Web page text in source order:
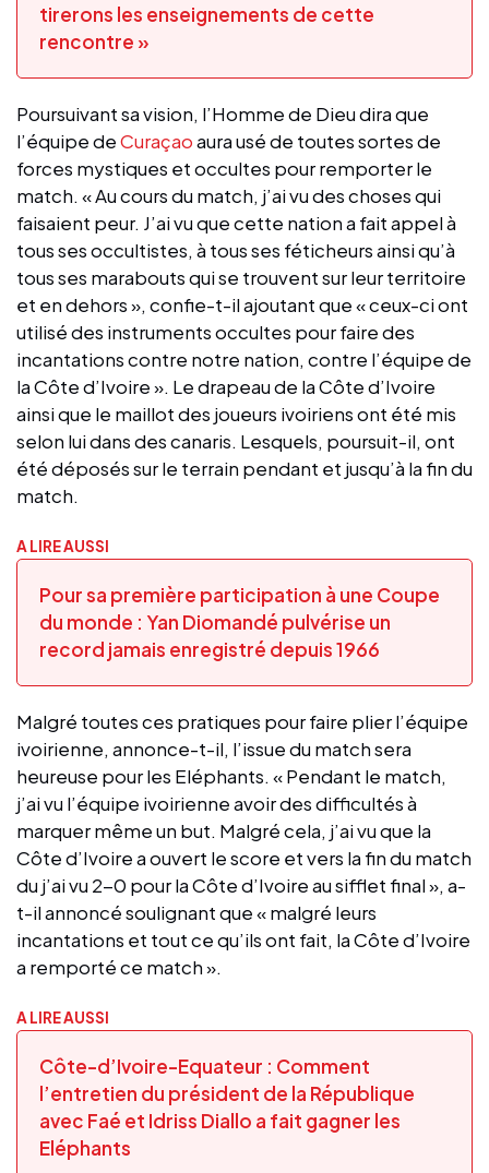
tirerons les enseignements de cette
rencontre »
Poursuivant sa vision, l’Homme de Dieu dira que
l’équipe deCuraçaoaura usé de toutes sortes de
forces mystiques et occultes pour remporter le
match. « Au cours du match, j’ai vu des choses qui
faisaient peur. J’ai vu que cette nation a fait appel à
tous ses occultistes, à tous ses féticheurs ainsi qu’à
tous ses marabouts qui se trouvent sur leur territoire
et en dehors », confie-t-il ajoutant que « ceux-ci ont
utilisé des instruments occultes pour faire des
incantations contre notre nation, contre l’équipe de
la Côte d’Ivoire ». Le drapeau de la Côte d’Ivoire
ainsi que le maillot des joueurs ivoiriens ont été mis
selon lui dans des canaris. Lesquels, poursuit-il, ont
été déposés sur le terrain pendant et jusqu’à la fin du
match.
A LIRE AUSSI
Pour sa première participation à une Coupe
du monde : Yan Diomandé pulvérise un
record jamais enregistré depuis 1966
Malgré toutes ces pratiques pour faire plier l’équipe
ivoirienne, annonce-t-il, l’issue du match sera
heureuse pour les Eléphants. « Pendant le match,
j’ai vu l’équipe ivoirienne avoir des difficultés à
marquer même un but. Malgré cela, j’ai vu que la
Côte d’Ivoire a ouvert le score et vers la fin du match
du j’ai vu 2-0 pour la Côte d’Ivoire au sifflet final », a-
t-il annoncé soulignant que « malgré leurs
incantations et tout ce qu’ils ont fait, la Côte d’Ivoire
a remporté ce match ».
A LIRE AUSSI
Côte-d’Ivoire-Equateur : Comment
l’entretien du président de la République
avec Faé et Idriss Diallo a fait gagner les
Eléphants